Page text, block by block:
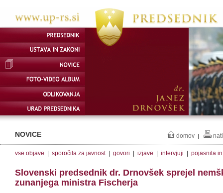
NOVICE domov |
vse objave sporočila za javnost| govori izjave intervjuji pojasnila
Slovenski predsednik dr. Drnovšek sprejel
zunanjega ministra Fischerja